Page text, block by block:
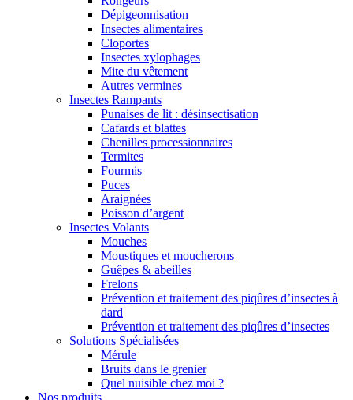
Dépigeonnisation
Insectes alimentaires
Cloportes
Insectes xylophages
Mite du vêtement
Autres vermines
Insectes Rampants
Punaises de lit : désinsectisation
Cafards et blattes
Chenilles processionnaires
Termites
Fourmis
Puces
Araignées
Poisson d’argent
Insectes Volants
Mouches
Moustiques et moucherons
Guêpes & abeilles
Frelons
Prévention et traitement des piqûres d’insectes à
dard
Prévention et traitement des piqûres d’insectes
Solutions Spécialisées
Mérule
Bruits dans le grenier
Quel nuisible chez moi ?